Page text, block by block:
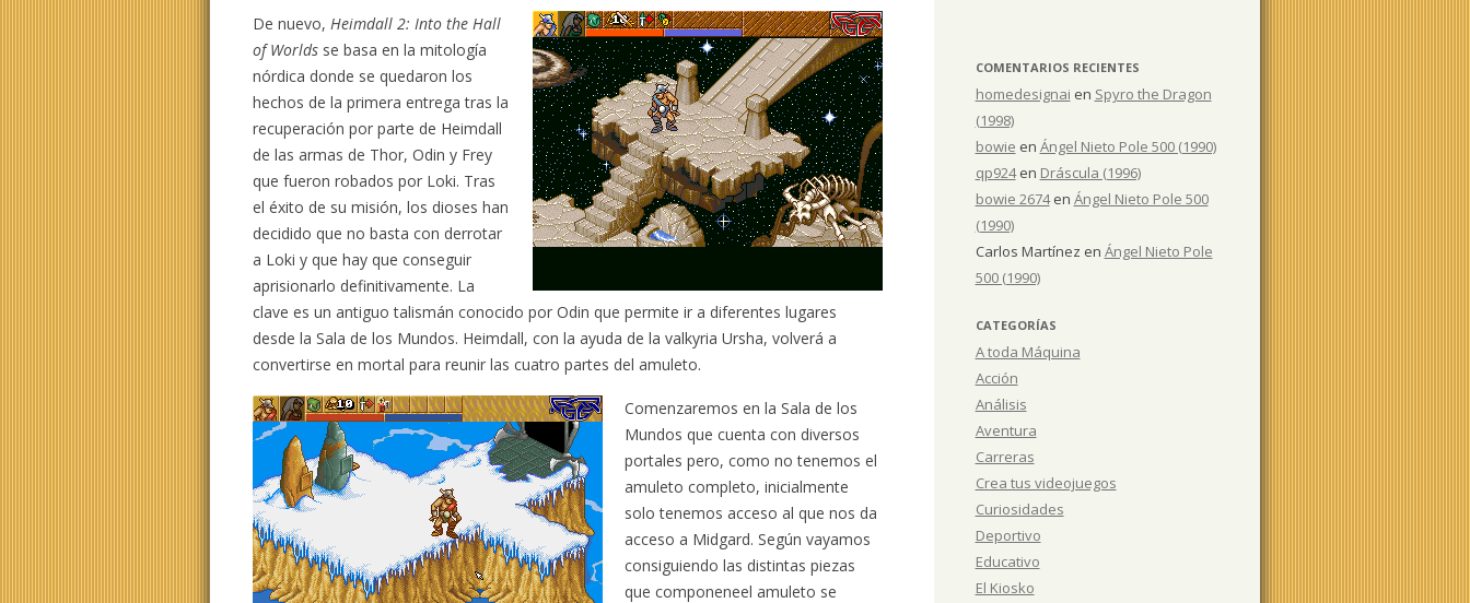
De nuevo, Heimdall 2: Into the Hall
of Worlds se basa en la mitología
nórdica donde se quedaron los
hechos de la primera entrega tras la
recuperación por parte de Heimdall
de las armas de Thor, Odin y Frey
que fueron robados por Loki. Tras
el éxito de su misión, los dioses han
decidido que no basta con derrotar
a Loki y que hay que conseguir
aprisionarlo definitivamente. La
clave es un antiguo talismán conocido por Odin que permite ir a diferentes lugares
desde la Sala de los Mundos. Heimdall, con la ayuda de la valkyria Ursha, volverá a
convertirse en mortal para reunir las cuatro partes del amuleto.
Comenzaremos en la Sala de los
Mundos que cuenta con diversos
portales pero, como no tenemos el
amuleto completo, inicialmente
solo tenemos acceso al que nos da
acceso a Midgard. Según vayamos
consiguiendo las distintas piezas
que componeneel amuleto se
COMENTARIOS RECIENTES
homedesignai en Spyro the Dragon
(1998)
bowie en Ángel Nieto Pole 500 (1990)
qp924en Dráscula (1996)
bowie 2674en Ángel Nieto Pole 500
(1990)
Carlos Martínez en Ángel Nieto Pole
500 (1990)
CATEGORÍAS
A toda Máquina
Acción
Análisis
Aventura
Carreras
Crea tus videojuegos
Curiosidades
Deportivo
Educativo
El Kiosko